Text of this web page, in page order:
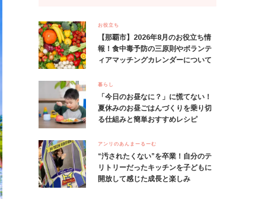
お役立ち
【那覇市】2026年8月のお役立ち情
報！食中毒予防の三原則やボランテ
ィアマッチングカレンダーについて
暮らし
「今日のお昼なに？」に慌てない！
夏休みのお昼ごはんづくりを乗り切
る仕組みと簡単おすすめレシピ
アンリのあんまーるーむ
“汚されたくない”を卒業！自分のテ
リトリーだったキッチンを子どもに
開放して感じた成長と楽しみ